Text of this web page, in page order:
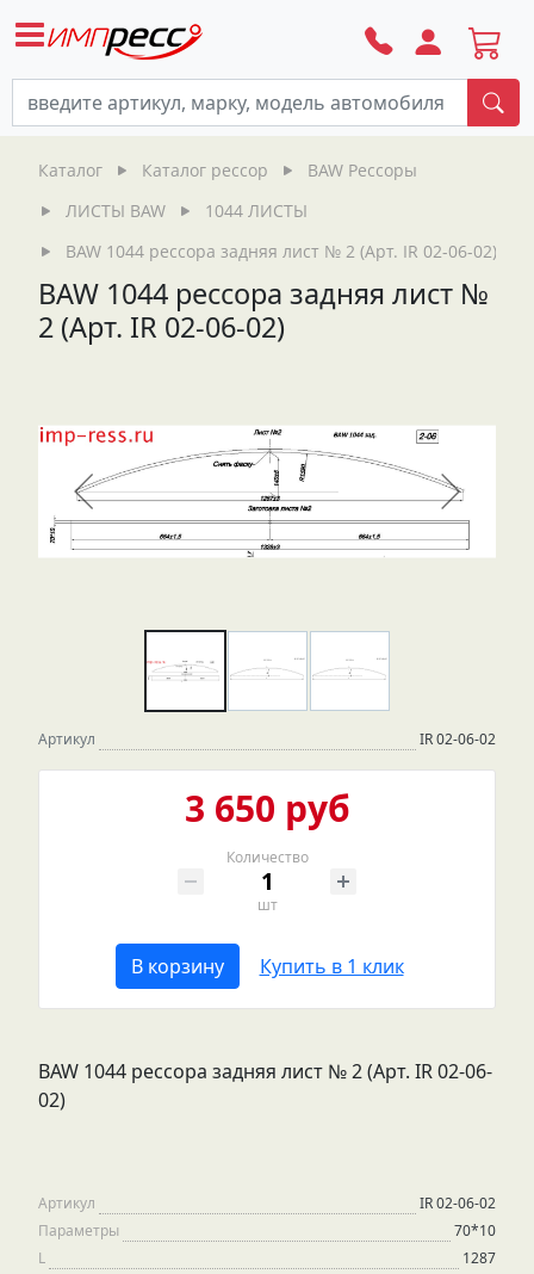
Каталог Каталог рессор
BAW Рессоры
ЛИСТЫ BAW
1044 ЛИСТЫ
BAW 1044 рессора задняя лист № 2 (Арт. IR 02-06-02)
BAW 1044 рессора задняя лист №
2 (Арт. IR 02-06-02)
Артикул IR 02-06-02
3 650 руб
Количество
шт
В корзину Купить в 1 клик
BAW 1044 рессора задняя лист № 2 (Арт. IR 02-06-
02)
Артикул
IR 02-06-02
Параметры
70*10
L
1287